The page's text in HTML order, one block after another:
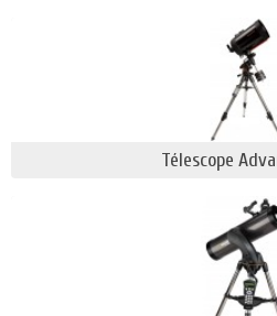
les astronomes qui
propre à l’observation visuelle.
Ces tubes SC sont
montures équatoriales de
Avx ou bien azimutales à
A noter que concernant les
il est possible de faire de
pauses longues dès lors
Télescope